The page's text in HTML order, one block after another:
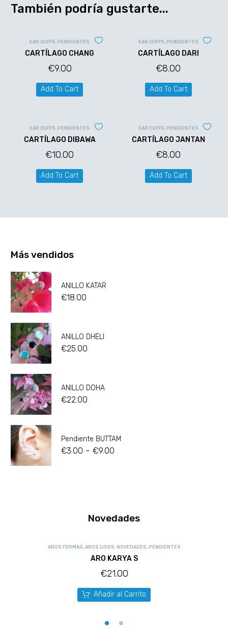
También podría gustarte...
EAR CUFFS PENDIENTES
CARTÍLAGO CHANG
€9.00
Add To Cart
EAR CUFFS PENDIENTES
CARTÍLAGO DARI
€8.00
Add To Cart
EAR CUFFS PENDIENTES
CARTÍLAGO DIBAWA
€10.00
Add To Cart
EAR CUFFS PENDIENTES
CARTÍLAGO JANTAN
€8.00
Add To Cart
Más vendidos
ANILLO KATAR
€18.00
ANILLO DHELI
€25.00
ANILLO DOHA
€22.00
Pendiente BUTTAM
€3.00 - €9.00
Novedades
AROS FORMAS AROS LISOS NOVEDADES PENDIENTES
ARO KARYA S
€21.00
Añadir al Carrito